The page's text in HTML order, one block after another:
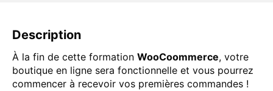
Description
À la fin de cette formation WooCoommerce, votre
boutique en ligne sera fonctionnelle et vous pourrez
commencer à recevoir vos premières commandes !